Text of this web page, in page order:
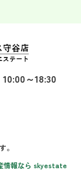
～18:30
。
情報なら skyestate